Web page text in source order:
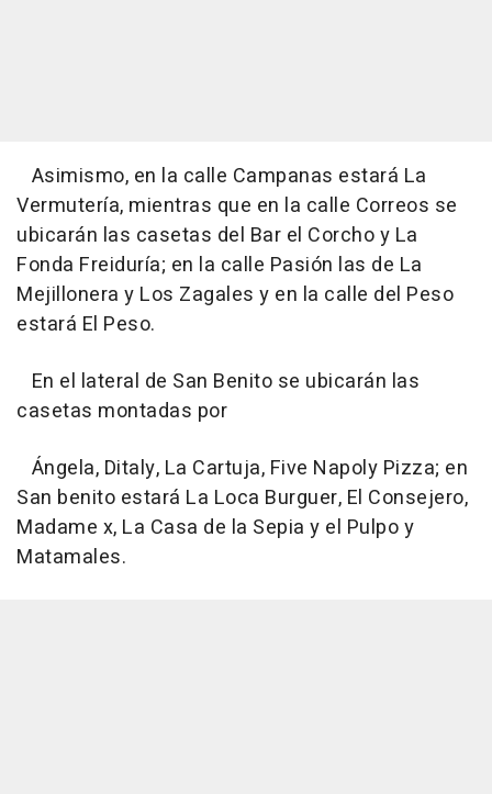
Asimismo, en la calle Campanas estará La
Vermutería, mientras que en la calle Correos se
ubicarán las casetas del Bar el Corcho y La
Fonda Freiduría; en la calle Pasión las de La
Mejillonera y Los Zagales y en la calle del Peso
estará El Peso.
En el lateral de San Benito se ubicarán las
casetas montadas por
Ángela, Ditaly, La Cartuja, Five Napoly Pizza; en
San benito estará La Loca Burguer, El Consejero,
Madame x, La Casa de la Sepia y el Pulpo y
Matamales.